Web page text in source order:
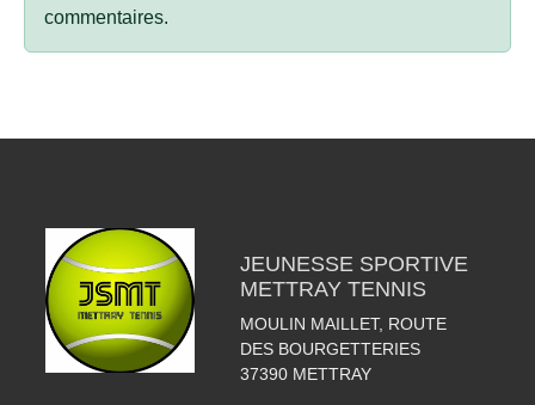
commentaires.
JEUNESSE SPORTIVE
METTRAY TENNIS
MOULIN MAILLET, ROUTE
DES BOURGETTERIES
37390 METTRAY